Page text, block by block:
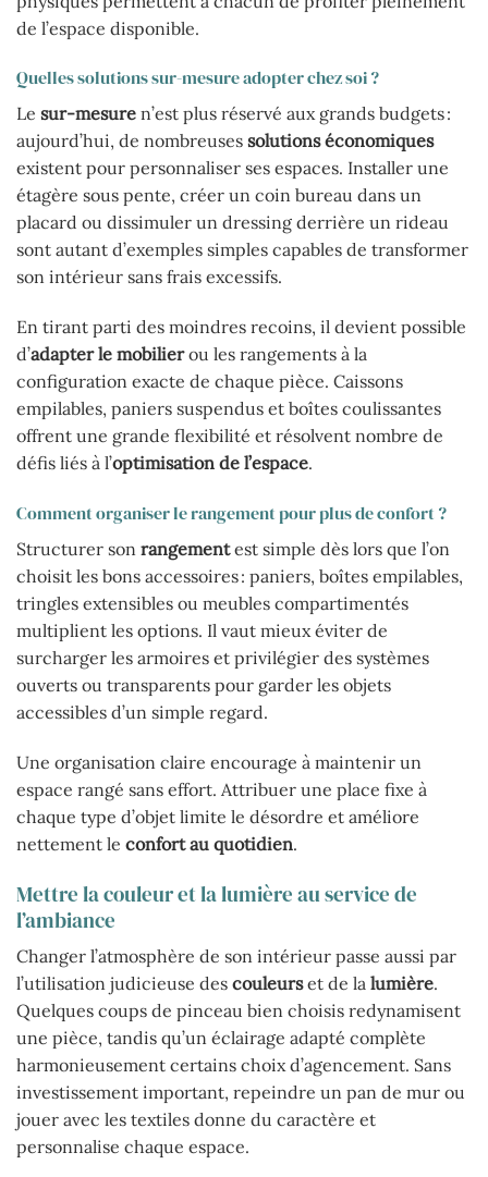
de l’espace disponible.
Quelles solutions sur-mesure adopter chez soi ?
Le sur-mesure n’est plus réservé aux grands budgets :
aujourd’hui, de nombreuses solutions économiques
existent pour personnaliser ses espaces. Installer une
étagère sous pente, créer un coin bureau dans un
placard ou dissimuler un dressing derrière un rideau
sont autant d’exemples simples capables de transformer
son intérieur sans frais excessifs.
En tirant parti des moindres recoins, il devient possible
d’adapter le mobilierou les rangements à la
configuration exacte de chaque pièce. Caissons
empilables, paniers suspendus et boîtes coulissantes
offrent une grande flexibilité et résolvent nombre de
défis liés à l’optimisation de l’espace.
Comment organiser le rangement pour plus de confort ?
Structurer son rangementest simple dès lors que l’on
choisit les bons accessoires : paniers, boîtes empilables,
tringles extensibles ou meubles compartimentés
multiplient les options. Il vaut mieux éviter de
surcharger les armoires et privilégier des systèmes
ouverts ou transparents pour garder les objets
accessibles d’un simple regard.
Une organisation claire encourage à maintenir un
espace rangé sans effort. Attribuer une place fixe à
chaque type d’objet limite le désordre et améliore
nettement le confort au quotidien.
Mettre la couleur et la lumière au service de
l’ambiance
Changer l’atmosphère de son intérieur passe aussi par
l’utilisation judicieuse des couleurset de la lumière.
Quelques coups de pinceau bien choisis redynamisent
une pièce, tandis qu’un éclairage adapté complète
harmonieusement certains choix d’agencement. Sans
investissement important, repeindre un pan de mur ou
jouer avec les textiles donne du caractère et
personnalise chaque espace.